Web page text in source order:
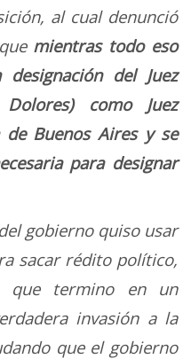
al cual denunció
mientras todo eso
del Juez
como Juez
Buenos Aires y se
para designar
gobierno quiso usar
sacar rédito político,
que termino en un
invasión a la
que el gobierno